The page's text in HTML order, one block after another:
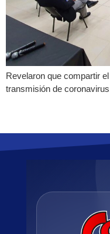
Revelaron que compartir
transmisión de